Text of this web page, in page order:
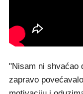
"Nisam ni shvaćao
zapravo